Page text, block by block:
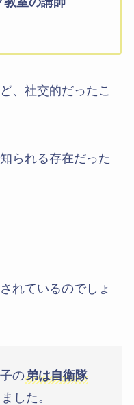
、社交的だったこ
られる存在だった
れているのでしょ
の弟は自衛隊
した。